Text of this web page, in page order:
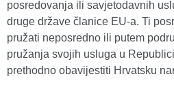
posredovanja ili savjetodavnih
druge države članice EU-a. Ti
pružati neposredno ili putem
pružanja svojih usluga u
prethodno obavijestiti Hrvatsku